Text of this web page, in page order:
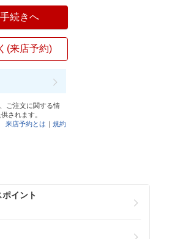
続きへ
(来店予約)
ご注文に関する情
されます。
来店予約とは ｜規約
イント